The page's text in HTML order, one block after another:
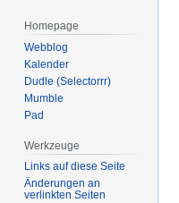
Homepage
Webblog
Kalender
Dudle (Selectorrr)
Mumble
Pad
Werkzeuge
Links auf diese Seite
Änderungen an
verlinkten Seiten